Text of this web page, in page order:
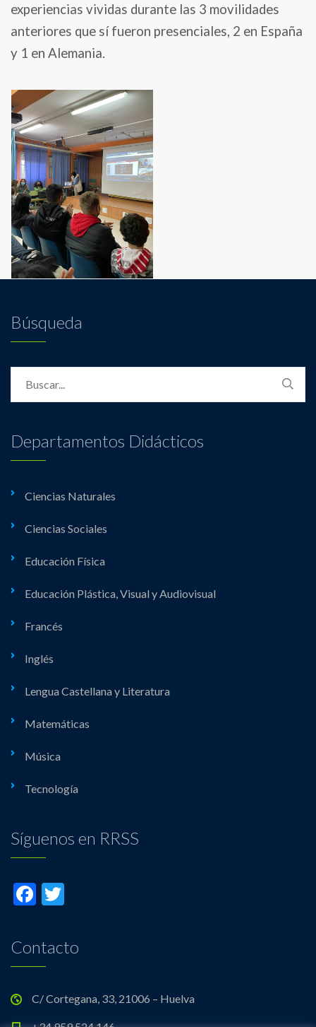
experiencias vividas durante las 3 movilidades
anteriores que sí fueron presenciales, 2 en España
y 1 en Alemania.
Búsqueda
Departamentos Didácticos
Ciencias Naturales
Ciencias Sociales
Educación Física
Educación Plástica, Visual y Audiovisual
Francés
Inglés
Lengua Castellana y Literatura
Matemáticas
Música
Tecnología
Síguenos en RRSS
Facebook
Contacto
C/ Cortegana, 33, 21006 – Huelva